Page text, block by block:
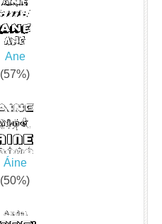
Ane
(57%)
Áine
(50%)